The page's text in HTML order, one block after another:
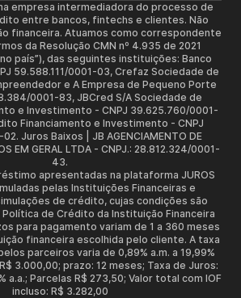
empresa intermediadora do processo de
entre bancos, fintechs e clientes. Não
financeira. Atuamos como correspondente
da Resolução CMN nº 4.935 de 2021
país”), das seguintes instituições: Banco
59.588.111/0001-03, Crefaz Sociedade de
e A Empresa de Pequeno Porte
0001-83, JBCred S/A Sociedade de
e Investimento - CNPJ 39.625.760/0001-
Financiamento e Investimento - CNPJ
Juros Baixos | JB AGENCIAMENTO DE
EM GERAL LTDA - CNPJ.: 28.812.324/0001-
43.
apresentadas na plataforma JUROS
pelas Instituições Financeiras e
de crédito, cujas condições são
de Crédito da Instituição Financeira
para pagamento variam de 1 a 360 meses
financeira escolhida pelo cliente. A taxa
parceiros varia de 0,89% a.m. a 19,99%
3.000,00; prazo: 12 meses; Taxa de Juros:
a.a.; Parcelas R$ 273,50; Valor total com IOF
incluso: R$ 3.282,00